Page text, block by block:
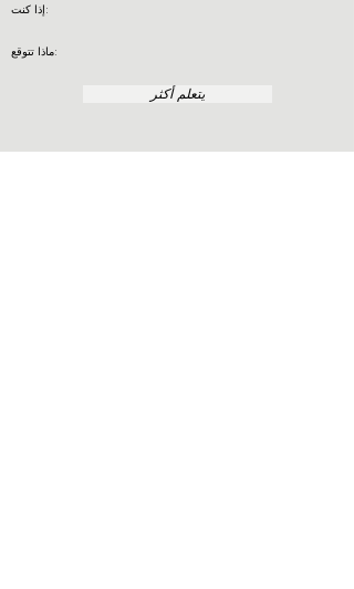
إذا كنت:
ماذا تتوقع:
يتعلم أكثر